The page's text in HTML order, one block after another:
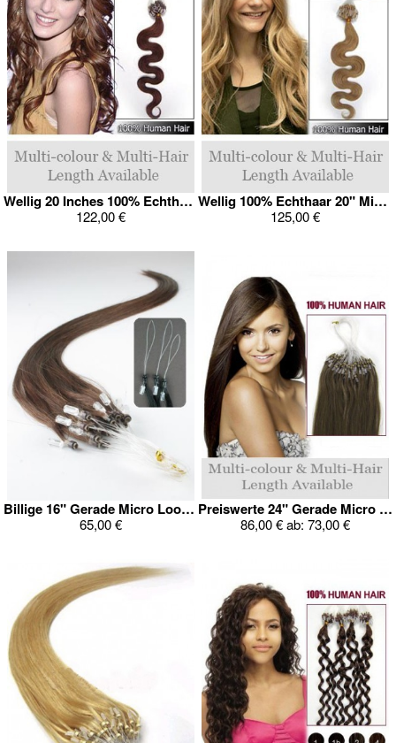
Wellig 20 Inches 100% Echthaar Micro Loop Haarverlängerung
122,00 €
Wellig 100% Echthaar 20" Micro Loop Haarverlängerung
125,00 €
Billige 16" Gerade Micro Loop Echthaar Verlängerung
65,00 €
Preiswerte 24" Gerade Micro Loop Echthaar Verlängerung
86,00 €ab: 73,00 €